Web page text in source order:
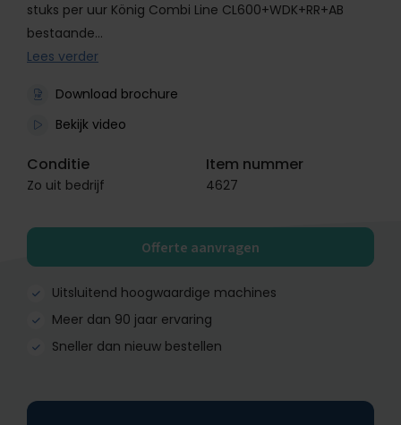
stuks per uur König Combi Line CL600+WDK+RR+AB
bestaande…
Lees verder
Download brochure
Bekijk video
Conditie
Zo uit bedrijf
Item nummer
4627
Offerte aanvragen
Uitsluitend hoogwaardige machines
Meer dan 90 jaar ervaring
Sneller dan nieuw bestellen